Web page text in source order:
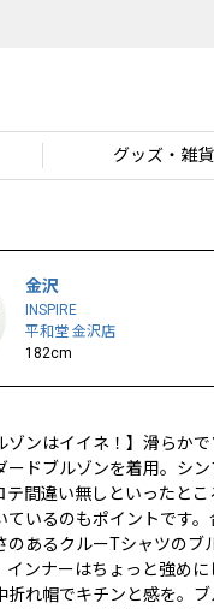
グッズ・雑貨
金沢
INSPIRE
平和堂 金沢店
182cm
ゾンはイイネ！】滑らか
ードブルゾンを着用。シ
テ間違い無しといったと
ているのもポイントです
のあるクルーTシャツのブ
インナーはちょっと強めに
折れ帽でキチンと感を。